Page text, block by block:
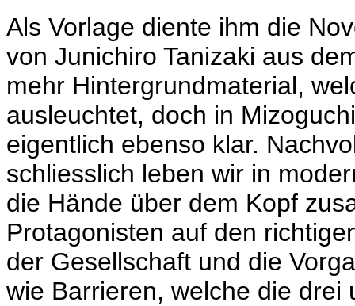
Als Vorlage diente ihm die
von Junichiro Tanizaki aus
mehr Hintergrundmaterial,
ausleuchtet, doch in
eigentlich ebenso klar.
schliesslich leben wir in
die Hände über dem Kopf
Protagonisten auf den
der Gesellschaft und die
wie Barrieren, welche die drei